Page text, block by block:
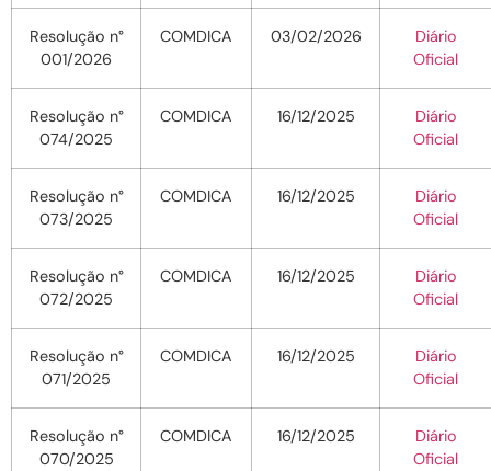
Resolução n°
001/2026
COMDICA 03/02/2026
Diário
Oficial
Resolução n°
074/2025
COMDICA 16/12/2025
Diário
Oficial
Resolução n°
073/2025
COMDICA 16/12/2025
Diário
Oficial
Resolução n°
072/2025
COMDICA 16/12/2025
Diário
Oficial
Resolução n°
071/2025
COMDICA 16/12/2025
Diário
Oficial
Resolução n°
070/2025
COMDICA 16/12/2025
Diário
Oficial